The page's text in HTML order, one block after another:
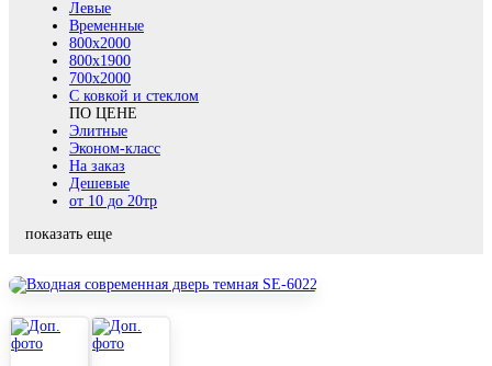
Левые
Временные
800х2000
800x1900
700x2000
С ковкой и стеклом
ПО ЦЕНЕ
Элитные
Эконом-класс
На заказ
Дешевые
от 10 до 20тр
показать еще